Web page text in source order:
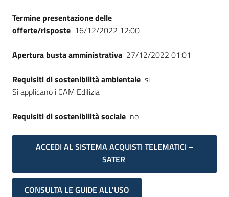
Termine presentazione delle
offerte/risposte 16/12/2022 12:00
Apertura busta amministrativa 27/12/2022 01:01
Requisiti di sostenibilità ambientale si
Si applicano i CAM Edilizia
Requisiti di sostenibilità sociale no
ACCEDI AL SISTEMA ACQUISTI TELEMATICI –
SATER
CONSULTA LE GUIDE ALL'USO